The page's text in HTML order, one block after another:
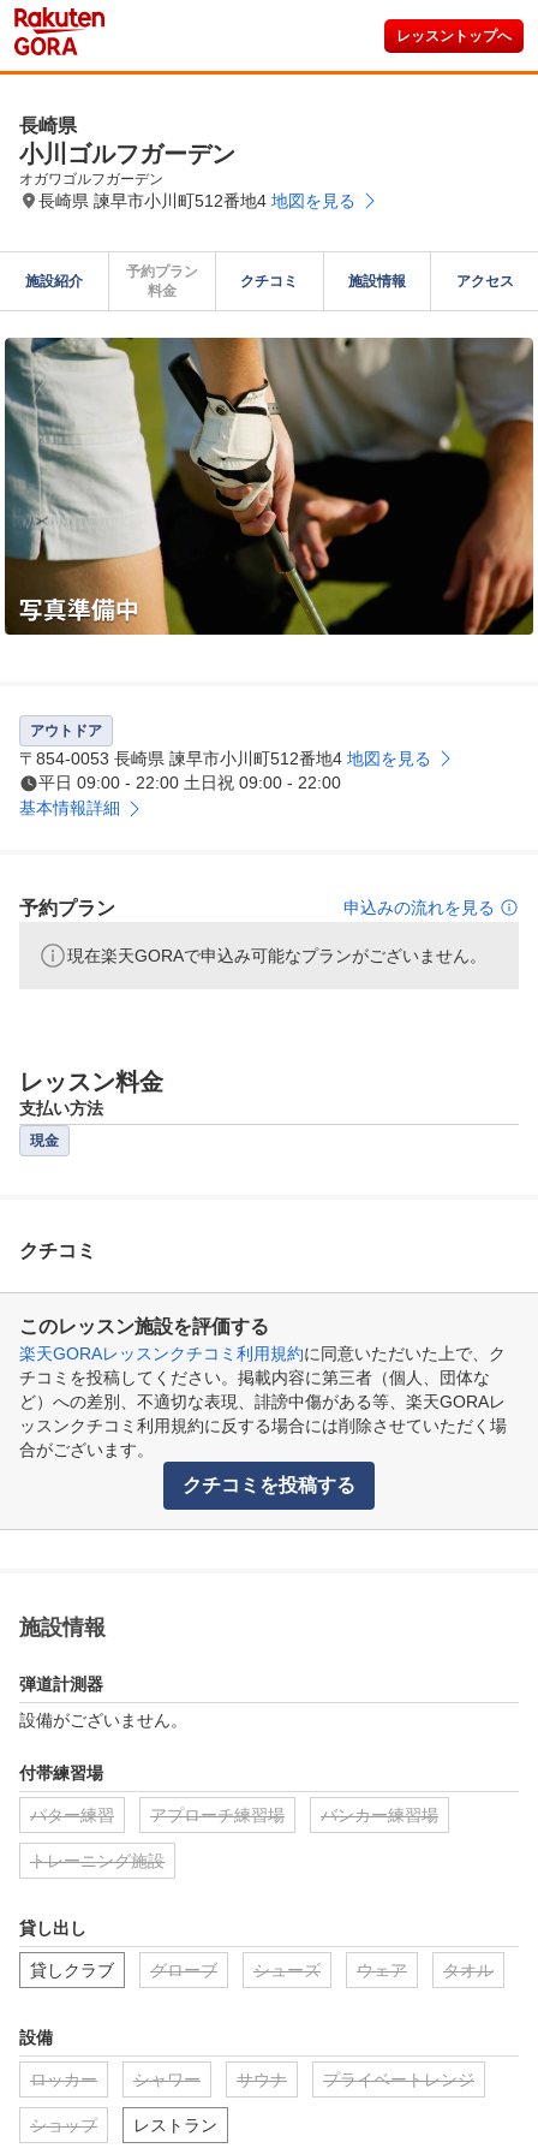
レッスントップへ
長崎県
小川ゴルフガーデン
オガワゴルフガーデン
長崎県 諫早市小川町512番地4 地図を見る
施設紹介
予約プラン
料金
クチコミ 施設情報 アクセス
アウトドア
〒854-0053 長崎県 諫早市小川町512番地4 地図を見る
平日 09:00 - 22:00 土日祝 09:00 - 22:00
基本情報詳細
予約プラン 申込みの流れを見る
現在楽天GORAで申込み可能なプランがございません。
レッスン料金
支払い方法
現金
クチコミ
このレッスン施設を評価する
楽天GORAレッスンクチコミ利用規約に同意いただいた上で、ク
チコミを投稿してください。掲載内容に第三者（個人、団体な
ど）への差別、不適切な表現、誹謗中傷がある等、楽天GORAレ
ッスンクチコミ利用規約に反する場合には削除させていただく場
合がございます。
クチコミを投稿する
施設情報
弾道計測器
設備がございません。
付帯練習場
パター練習 アプローチ練習場 バンカー練習場
トレーニング施設
貸し出し
貸しクラブ グローブ シューズ ウェア タオル
設備
ロッカー シャワー サウナ プライベートレンジ
ショップ レストラン